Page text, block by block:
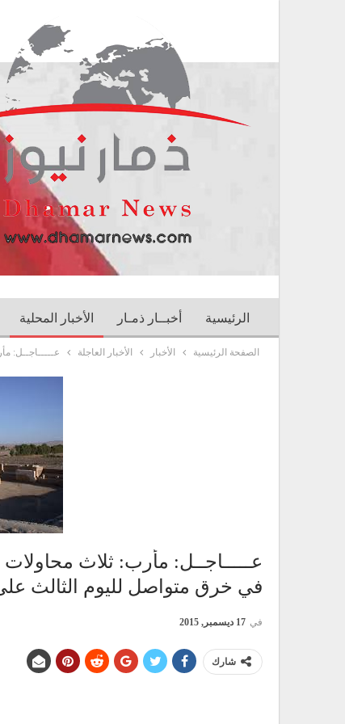
الرئيسية أخبــار ذمـار الأخبار المحلية
الصفحة الرئيسية الأخبار الأخبار العاجلة عـــــاجــل:
عـــــاجــل: مأرب: ثلاث
في خرق متواصل لليوم الثالث على
في 17 ديسمبر, 2015
شارك